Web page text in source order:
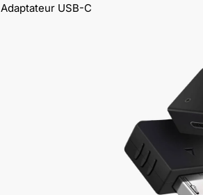
Adaptateur USB-C